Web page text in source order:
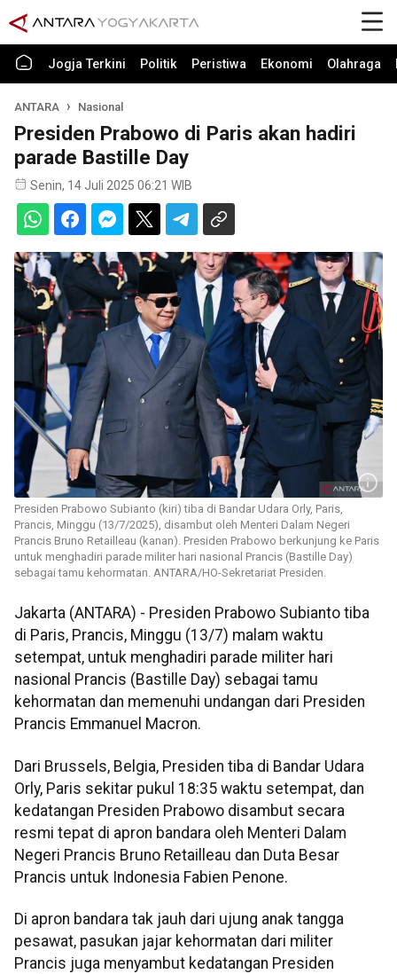
Jogja Terkini Politik Peristiwa Ekonomi Olahraga
ANTARA Nasional
Presiden Prabowo di Paris akan hadiri
parade Bastille Day
Senin, 14 Juli 2025 06:21 WIB
Presiden Prabowo Subianto (kiri) tiba di Bandar Udara Orly, Paris,
Prancis, Minggu (13/7/2025), disambut oleh Menteri Dalam Negeri
Prancis Bruno Retailleau (kanan). Presiden Prabowo berkunjung ke Paris
untuk menghadiri parade militer hari nasional Prancis (Bastille Day)
sebagai tamu kehormatan. ANTARA/HO-Sekretariat Presiden.
Jakarta (ANTARA) - Presiden Prabowo Subianto tiba
di Paris, Prancis, Minggu (13/7) malam waktu
setempat, untuk menghadiri parade militer hari
nasional Prancis (Bastille Day) sebagai tamu
kehormatan dan memenuhi undangan dari Presiden
Prancis Emmanuel Macron.
Dari Brussels, Belgia, Presiden tiba di Bandar Udara
Orly, Paris sekitar pukul 18:35 waktu setempat, dan
kedatangan Presiden Prabowo disambut secara
resmi tepat di apron bandara oleh Menteri Dalam
Negeri Prancis Bruno Retailleau dan Duta Besar
Prancis untuk Indonesia Fabien Penone.
Di apron bandara tak jauh dari ujung anak tangga
pesawat, pasukan jajar kehormatan dari militer
Prancis juga menyambut kedatangan Presiden